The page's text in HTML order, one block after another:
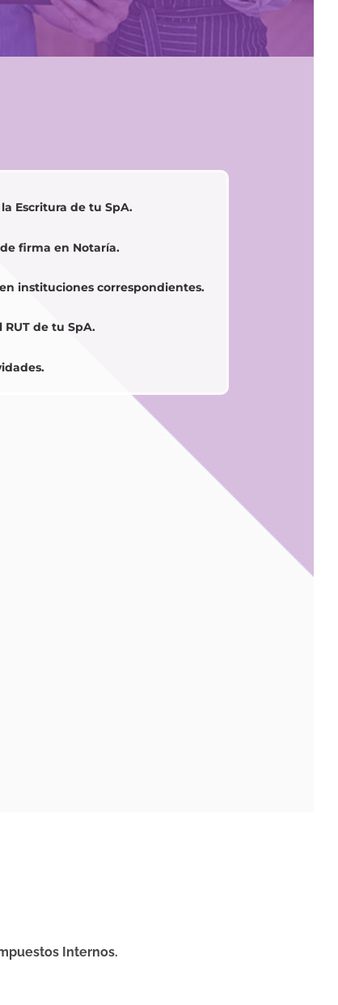
Escritura de tu SpA.
firma en Notaría.
instituciones correspondientes.
de tu SpA.
Internos.